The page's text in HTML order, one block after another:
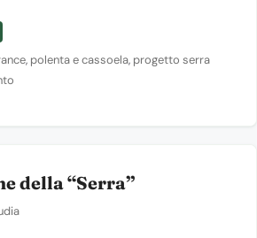
, polenta e cassoela, progetto serra
della “Serra”